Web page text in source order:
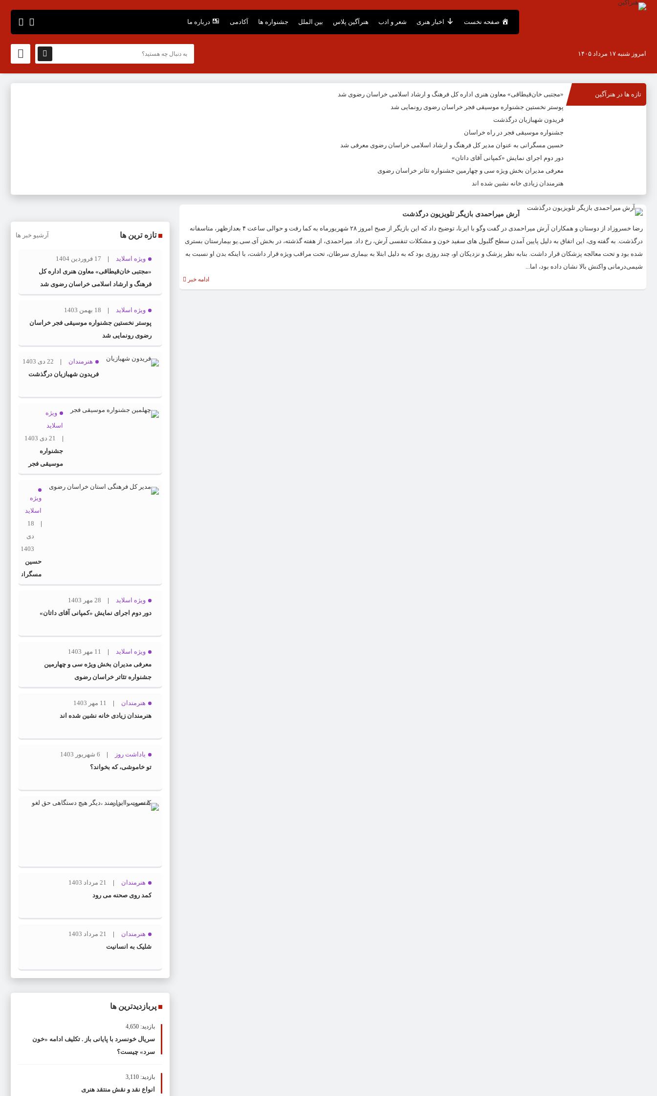
صفحه نخست اخبار هنری شعر و ادب هنرآگین پلاس بین الملل جشنواره ها آکادمی درباره ما
امروز شنبه ۱۷ مرداد ۱۴۰۵
تازه ها در هنرآگین
«مجتبی خان‌قیطاقی» معاون هنری اداره کل فرهنگ و ارشاد اسلامی خراسان رضوی شد
پوستر نخستین جشنواره موسیقی فجر خراسان رضوی رونمایی شد
فریدون شهبازیان درگذشت
جشنواره موسیقی فجر در راه خراسان
حسین مسگرانی به عنوان مدیر کل فرهنگ و ارشاد اسلامی خراسان رضوی معرفی شد
دور دوم اجرای نمایش «کمپانی آقای داتان»
معرفی مدیران بخش ویژه سی و چهارمین جشنواره تئاتر خراسان رضوی
هنرمندان زیادی خانه نشین شده اند
آرش میراحمدی بازیگر تلویزیون درگذشت
رضا خسروزاد از دوستان و همکاران آرش میراحمدی در گفت وگو با ایرنا، توضیح داد که این بازیگر از صبح امروز ۲۸ شهریورماه به کما رفت و حوالی ساعت ۴ بعدازظهر، متاسفانه
درگذشت. به گفته وی، این اتفاق به دلیل پایین آمدن سطح گلبول های سفید خون و مشکلات تنفسی آرش، رخ داد. میراحمدی، از هفته گذشته، در بخش آی.سی.یو بیمارستان بستری
شده بود و تحت معالجه پزشکان قرار داشت. بنابه نظر پزشک و نزدیکان او، چند روزی بود که به دلیل ابتلا به بیماری سرطان، تحت مراقب ویژه قرار داشت، با اینکه بدن او نسبت به
شیمی‌درمانی واکنش بالا نشان داده بود، اما...
ادامه خبر
تازه ترین ها آرشیو خبر ها
ویژه اسلاید
17 فروردین 1404
«مجتبی خان‌قیطاقی» معاون هنری اداره کل
فرهنگ و ارشاد اسلامی خراسان رضوی شد
ویژه اسلاید
18 بهمن 1403
پوستر نخستین جشنواره موسیقی فجر خراسان
رضوی رونمایی شد
هنرمندان
22 دی 1403
فریدون شهبازیان درگذشت
ویژه
اسلاید
21 دی 1403
جشنواره
موسیقی فجر
در راه خراسان
ویژه
اسلاید
18
دی
1403
حسین
مسگرانی
به
مدیر
فرهنگ
رضوی
ویژه اسلاید
28 مهر 1403
دور دوم اجرای نمایش «کمپانی آقای داتان»
ویژه اسلاید
11 مهر 1403
معرفی مدیران بخش ویژه سی و چهارمین
جشنواره تئاتر خراسان رضوی
هنرمندان
11 مهر 1403
هنرمندان زیادی خانه نشین شده اند
یاداشت روز
6 شهریور 1403
تو خاموشی، که بخواند؟
این
را
هنرمندان
21 مرداد 1403
کمد روی صحنه می رود
هنرمندان
21 مرداد 1403
شلیک به انسانیت
پربازدیدترین ها
بازدید: 4,650
سریال خونسرد با پایانی باز . تکلیف ادامه «خون
سرد» چیست؟
بازدید: 3,110
انواع نقد و نقش منتقد هنری